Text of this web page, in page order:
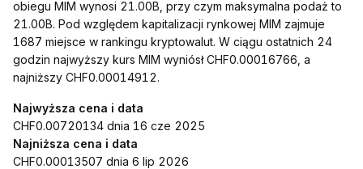
obiegu MIM wynosi 21.00B, przy czym maksymalna podaż to
21.00B. Pod względem kapitalizacji rynkowej MIM zajmuje
1687 miejsce w rankingu kryptowalut. W ciągu ostatnich 24
godzin najwyższy kurs MIM wyniósł CHF0.00016766, a
najniższy CHF0.00014912.
Najwyższa cena i data
CHF0.00720134 dnia 16 cze 2025
Najniższa cena i data
CHF0.00013507 dnia 6 lip 2026